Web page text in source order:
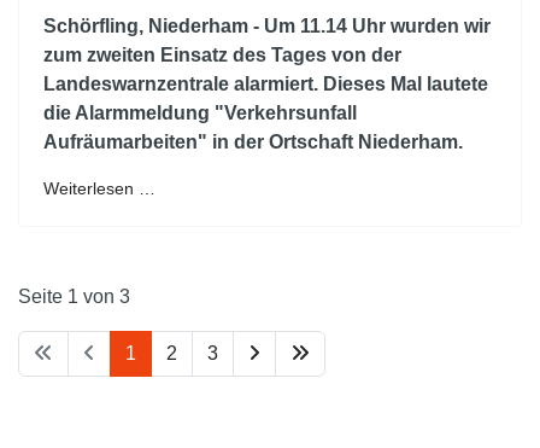
Schörfling, Niederham - Um 11.14 Uhr wurden wir
zum zweiten Einsatz des Tages von der
Landeswarnzentrale alarmiert. Dieses Mal lautete
die Alarmmeldung "Verkehrsunfall
Aufräumarbeiten" in der Ortschaft Niederham.
Weiterlesen …
Seite 1 von 3
1 2 3